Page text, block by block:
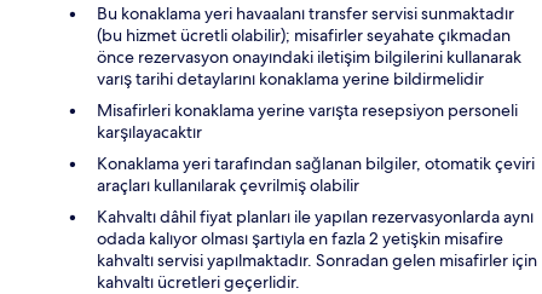
Bu konaklama yeri havaalanı transfer servisi sunmaktadır
(bu hizmet ücretli olabilir); misafirler seyahate çıkmadan
önce rezervasyon onayındaki iletişim bilgilerini kullanarak
varış tarihi detaylarını konaklama yerine bildirmelidir
Misafirleri konaklama yerine varışta resepsiyon personeli
karşılayacaktır
Konaklama yeri tarafından sağlanan bilgiler, otomatik çeviri
araçları kullanılarak çevrilmiş olabilir
Kahvaltı dâhil fiyat planları ile yapılan rezervasyonlarda aynı
odada kalıyor olması şartıyla en fazla 2 yetişkin misafire
kahvaltı servisi yapılmaktadır. Sonradan gelen misafirler için
kahvaltı ücretleri geçerlidir.